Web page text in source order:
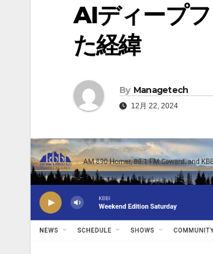
AIディープ
た経緯
By Managetech
12月 22, 2024